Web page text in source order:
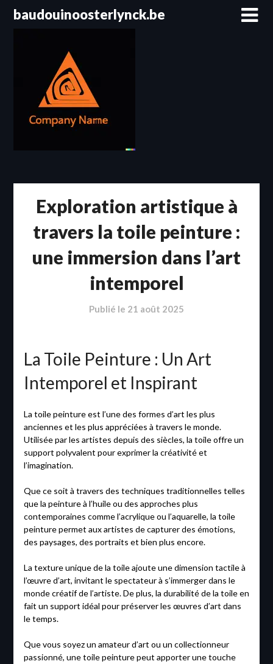
Passerbaudouinoosterlynck.be
Exploration artistique à
travers la toile peinture :
une immersion dans l’art
intemporel
Publié le 21 août 2025
La Toile Peinture : Un Art
Intemporel et Inspirant
La toile peinture est l’une des formes d’art les plus
anciennes et les plus appréciées à travers le monde.
Utilisée par les artistes depuis des siècles, la toile offre un
support polyvalent pour exprimer la créativité et
l’imagination.
Que ce soit à travers des techniques traditionnelles telles
que la peinture à l’huile ou des approches plus
contemporaines comme l’acrylique ou l’aquarelle, la toile
peinture permet aux artistes de capturer des émotions,
des paysages, des portraits et bien plus encore.
La texture unique de la toile ajoute une dimension tactile à
l’œuvre d’art, invitant le spectateur à s’immerger dans le
monde créatif de l’artiste. De plus, la durabilité de la toile en
fait un support idéal pour préserver les œuvres d’art dans
le temps.
Que vous soyez un amateur d’art ou un collectionneur
passionné, une toile peinture peut apporter une touche